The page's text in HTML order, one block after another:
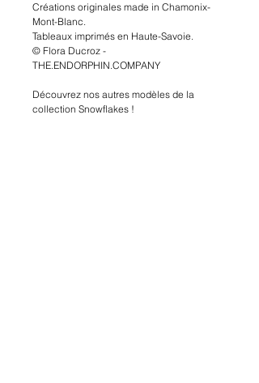
Créations originales made in Chamonix-
Mont-Blanc.
Tableaux imprimés en Haute-Savoie.
© Flora Ducroz -
THE.ENDORPHIN.COMPANY
Découvrez nos autres modèles de la
collection Snowflakes !